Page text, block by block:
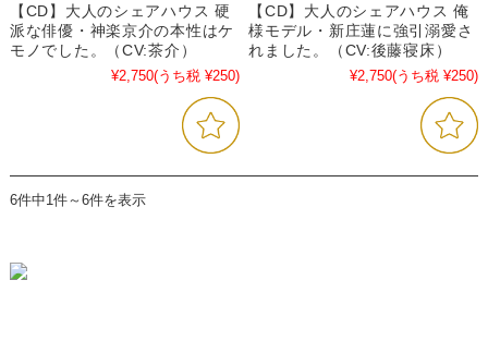
【CD】大人のシェアハウス 硬
派な俳優・神楽京介の本性はケ
モノでした。（CV:茶介）
¥2,750(うち税 ¥250)
【CD】大人のシェアハウス 俺
様モデル・新庄蓮に強引溺愛さ
れました。（CV:後藤寝床）
¥2,750(うち税 ¥250)
6件中1件～6件を表示